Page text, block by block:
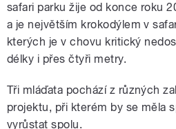
safari parku žije od konce roku
a je největším krokodýlem v
kterých je v chovu kritický
délky i přes čtyři metry.
Tři mláďata pochází z různých
projektu, při kterém by se měla
vyrůstat spolu.